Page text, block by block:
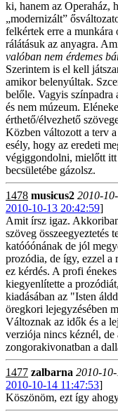
ki, hanem az Operaház,
„modernizált”
felkértek erre a
rálátásuk az anyagra.
valóban nem érdemes
Szerintem is el kell
amikor belenyúltak.
belőle. Vagyis színpadra
és nem múzeum.
érthető/élvezhető
Közben változott a terv
esély, hogy az eredeti
végiggondolni, mielőtt itt
becsületébe gázolsz.
1478 musicus2 2010-
2010-10-13 20:42:59]
Amit írsz igaz.
szöveg összeegyeztetés
katóóónának de jól
prozódia, de így, ezzel a
ez kérdés. A profi
kiegyenlítette a
kiadásában az "Isten
öregkori lejegyzésében
Változnak az idők és a
verziója nincs kéznél,
zongorakivonatban a
1477 zalbarna 2010-
2010-10-14 11:47:53]
Köszönöm, ezt így